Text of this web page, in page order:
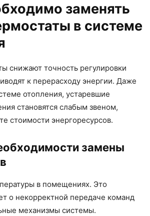
заменять
в системе
снижают точность регулировки
к перерасходу энергии. Даже
отопления, устаревшие
становятся слабым звеном,
стоимости энергоресурсов.
замены
в помещениях. Это
о некорректной передаче команд
механизмы системы.